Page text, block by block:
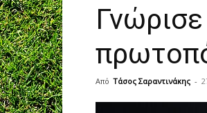
Από Τάσος Σαραντινάκης -